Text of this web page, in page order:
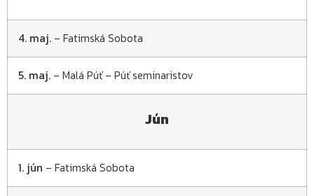
4. maj. – Fatimská Sobota
5. maj. – Malá Púť – Púť seminaristov
Jún
1. jún – Fatimská Sobota